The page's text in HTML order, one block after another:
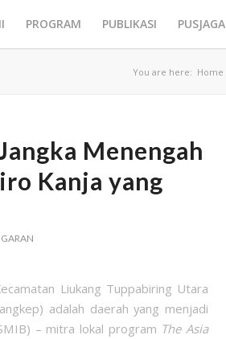
PROGRAM PUBLIKASI PUSJAGA
You are here: Home
Menengah
Kanja yang
Liukang Tuppabiring Utara
adalah daerah yang menjadi
– mitra lokal program The Asia